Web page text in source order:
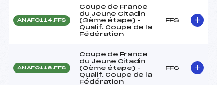
ANAF0114.FFS
Coupe de France
du Jeune Citadin
(3ème étape) –
Qualif. Coupe de la
Fédération
FFS
ANAF0116.FFS
Coupe de France
du Jeune Citadin
(3ème étape) –
Qualif. Coupe de la
Fédération
FFS